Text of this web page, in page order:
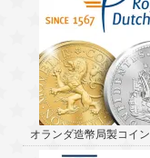
オランダ造幣局製コイン